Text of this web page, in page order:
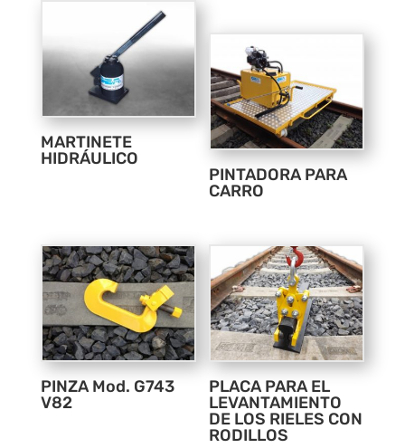
MARTINETE
HIDRÁULICO
PINTADORA PARA
CARRO
PINZA Mod. G743
V82
PLACA PARA EL
LEVANTAMIENTO
DE LOS RIELES CON
RODILLOS